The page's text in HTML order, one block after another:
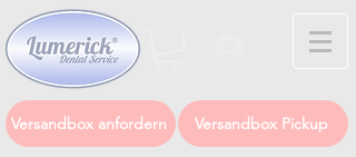
Anmelden
Versandbox anfordern Versandbox Pickup